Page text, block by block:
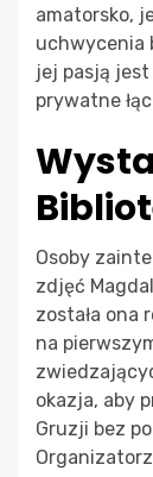
amatorsko,
uchwycenia
jej pasją
prywatne
Osoby
zdjęć
została ona
na
okazja, aby
Gruzji bez